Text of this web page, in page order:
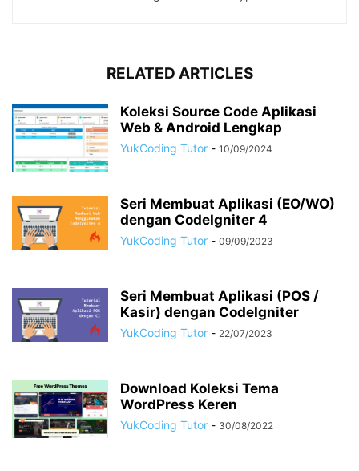
RELATED ARTICLES
Koleksi Source Code Aplikasi
Web & Android Lengkap
YukCoding Tutor - 10/09/2024
Seri Membuat Aplikasi (EO/WO)
dengan CodeIgniter 4
YukCoding Tutor - 09/09/2023
Seri Membuat Aplikasi (POS /
Kasir) dengan CodeIgniter
YukCoding Tutor - 22/07/2023
Download Koleksi Tema
WordPress Keren
YukCoding Tutor - 30/08/2022